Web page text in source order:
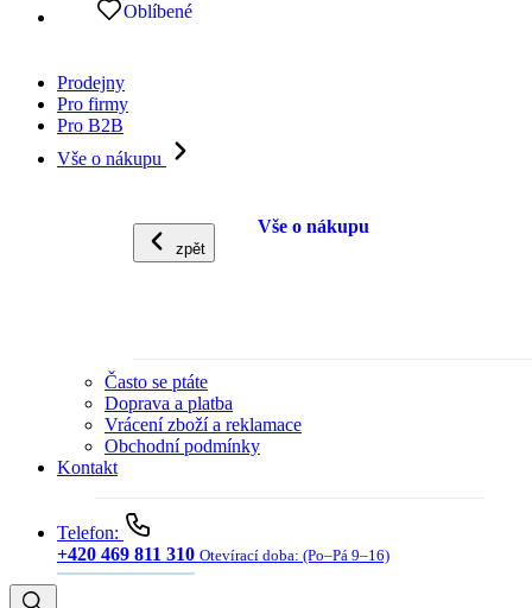
Oblíbené
Prodejny
Pro firmy
Pro B2B
Vše o nákupu
zpět
Vše o nákupu
Často se ptáte
Doprava a platba
Vrácení zboží a reklamace
Obchodní podmínky
Kontakt
Telefon:
+420 469 811 310 Otevírací doba: (Po–Pá 9–16)